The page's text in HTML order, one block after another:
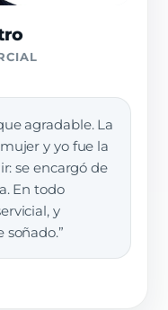
agradable. La
y yo fue la
se encargó de
En todo
y